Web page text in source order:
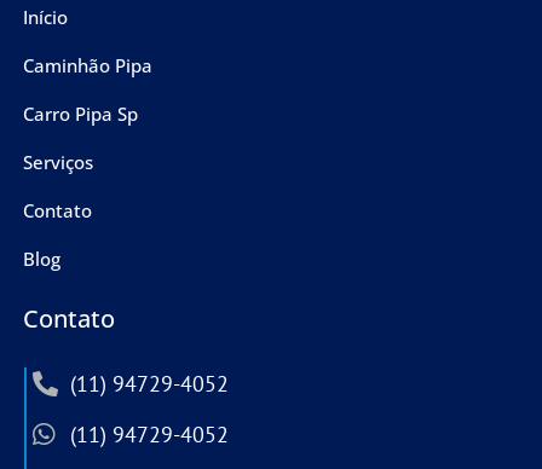
Início
Caminhão Pipa
Carro Pipa Sp
Serviços
Contato
Blog
Contato
(11) 94729-4052
(11) 94729-4052